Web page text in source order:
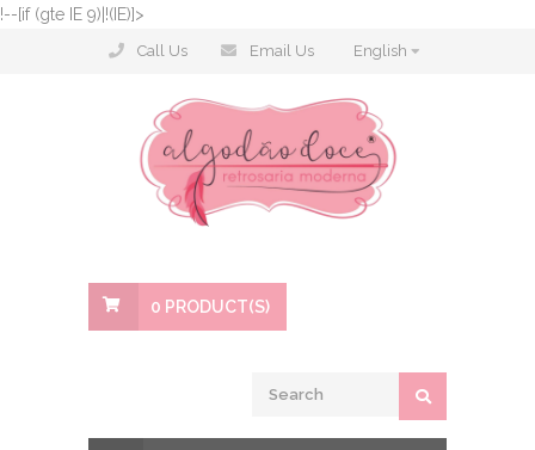
!--[if (gte IE 9)|!(IE)]>
Call Us Email Us English
0 PRODUCT(S)